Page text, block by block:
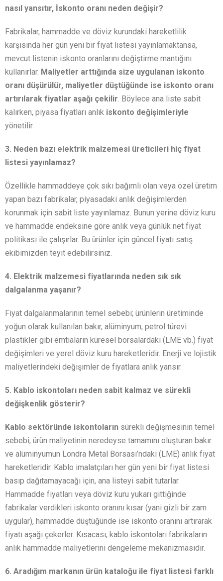
nasıl yansıtır, İskonto oranı neden değişir?
Fabrikalar, hammadde ve döviz kurundaki hareketlilik
karşısında her gün yeni bir fiyat listesi yayınlamaktansa,
mevcut listenin iskonto oranlarını değiştirme mantığını
kullanırlar. Maliyetler arttığında size uygulanan iskonto
oranı düşürülür, maliyetler düştüğünde ise iskonto oranı
artırılarak fiyatlar aşağı çekilir. Böylece ana liste sabit
kalırken, piyasa fiyatları anlık iskonto değişimleriyle
yönetilir.
3. Neden bazı elektrik malzemesi üreticileri hiç fiyat
listesi yayınlamaz?
Özellikle hammaddeye çok sıkı bağımlı olan veya özel üretim
yapan bazı fabrikalar, piyasadaki anlık değişimlerden
korunmak için sabit liste yayınlamaz. Bunun yerine döviz kuru
ve hammadde endeksine göre anlık veya günlük net fiyat
politikası ile çalışırlar. Bu ürünler için güncel fiyatı satış
ekibimizden teyit edebilirsiniz.
4. Elektrik malzemesi fiyatlarında neden sık sık
dalgalanma yaşanır?
Fiyat dalgalanmalarının temel sebebi; ürünlerin üretiminde
yoğun olarak kullanılan bakır, alüminyum, petrol türevi
plastikler gibi emtiaların küresel borsalardaki (LME vb.) fiyat
değişimleri ve yerel döviz kuru hareketleridir. Enerji ve lojistik
maliyetlerindeki değişimler de fiyatlara anlık yansır.
5. Kablo iskontoları neden sabit kalmaz ve sürekli
değişkenlik gösterir?
Kablo sektöründe iskontoların sürekli değişmesinin temel
sebebi, ürün maliyetinin neredeyse tamamını oluşturan bakır
ve alüminyumun Londra Metal Borsası’ndaki (LME) anlık fiyat
hareketleridir. Kablo imalatçıları her gün yeni bir fiyat listesi
basıp dağıtamayacağı için, ana listeyi sabit tutarlar.
Hammadde fiyatları veya döviz kuru yukarı gittiğinde
fabrikalar verdikleri iskonto oranını kısar (yani gizli bir zam
uygular), hammadde düştüğünde ise iskonto oranını artırarak
fiyatı aşağı çekerler. Kısacası, kablo iskontoları fabrikaların
anlık hammadde maliyetlerini dengeleme mekanizmasıdır.
6. Aradığım markanın ürün kataloğu ile fiyat listesi farklı